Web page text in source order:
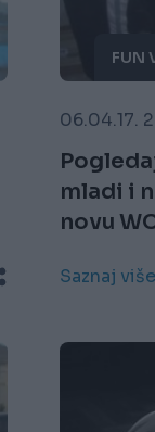
FUN
06.04.17.
mladi i
novu
Saznaj više